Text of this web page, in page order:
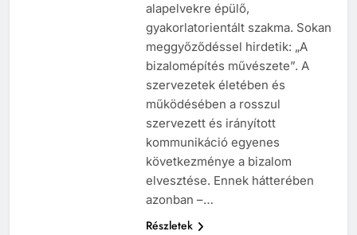
alapelvekre épülő,
gyakorlatorientált szakma. Sokan
meggyőződéssel hirdetik: „A
bizalomépítés művészete”. A
szervezetek életében és
működésében a rosszul
szervezett és irányított
kommunikáció egyenes
következménye a bizalom
elvesztése. Ennek hátterében
azonban –…
Részletek